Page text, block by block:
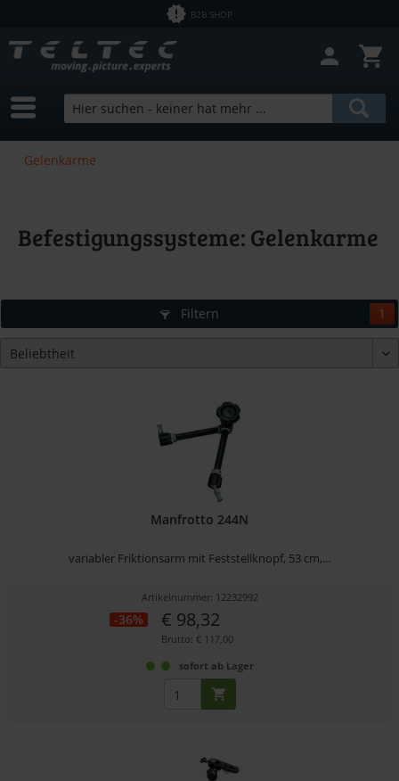
B2B SHOP
Gelenkarme
Befestigungssysteme: Gelenkarme
Filtern 1
Manfrotto 244N
variabler Friktionsarm mit Feststellknopf, 53 cm,...
Artikelnummer: 12232992
-36% € 98,32
Brutto: € 117,00
sofort ab Lager